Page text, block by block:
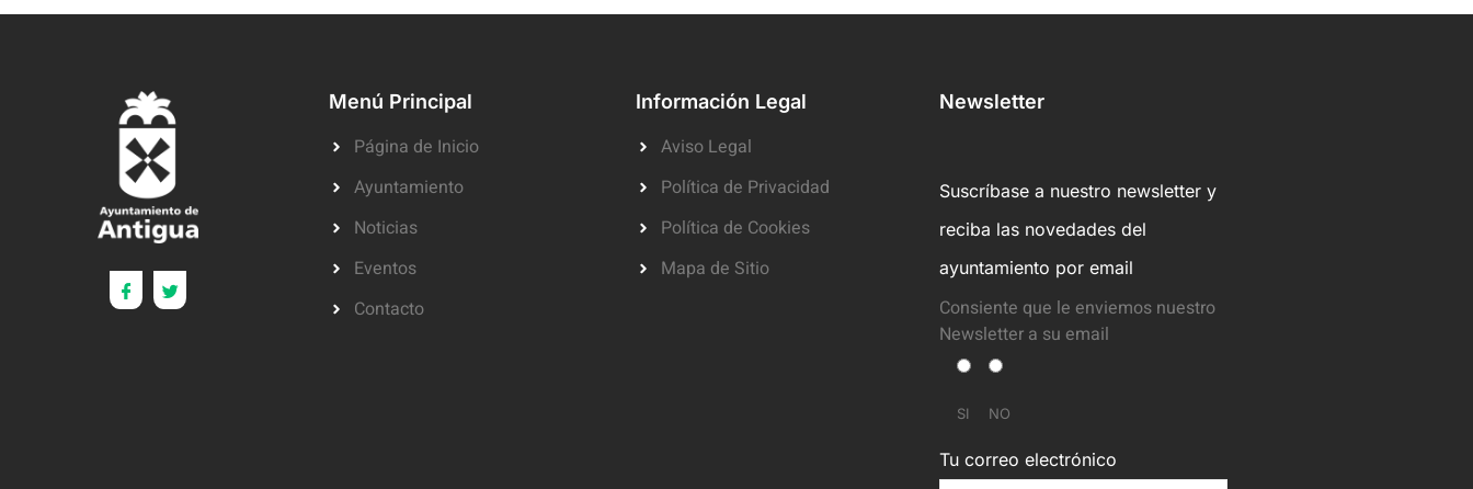
Menú Principal
Página de Inicio
Ayuntamiento
Noticias
Eventos
Contacto
Información Legal
Aviso Legal
Política de Privacidad
Política de Cookies
Mapa de Sitio
Newsletter
Suscríbase a nuestro newsletter y
reciba las novedades del
ayuntamiento por email
Consiente que le enviemos nuestro
Newsletter a su email
SI NO
Tu correo electrónico